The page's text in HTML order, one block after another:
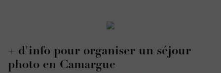
+ d'info pour organiser un séjour
photo en Camargue